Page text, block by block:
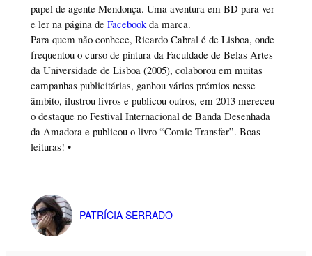
papel de agente Mendonça. Uma aventura em BD para ver
e ler na página de Facebook da marca.
Para quem não conhece, Ricardo Cabral é de Lisboa, onde
frequentou o curso de pintura da Faculdade de Belas Artes
da Universidade de Lisboa (2005), colaborou em muitas
campanhas publicitárias, ganhou vários prémios nesse
âmbito, ilustrou livros e publicou outros, em 2013 mereceu
o destaque no Festival Internacional de Banda Desenhada
da Amadora e publicou o livro “Comic-Transfer”. Boas
leituras! •
PATRÍCIA SERRADO